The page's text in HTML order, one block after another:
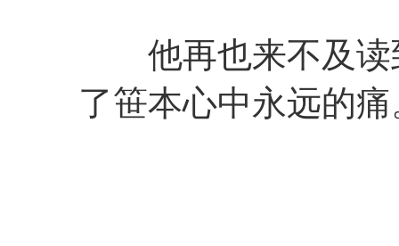
他再也来不及读
了笹本心中永远的痛